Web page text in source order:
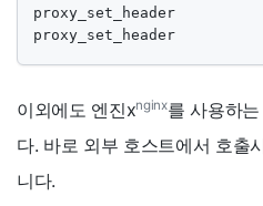
proxy_set_header
proxy_set_header
이외에도 엔진xnginx를 사용하
다. 바로 외부 호스트에서 호출
니다.